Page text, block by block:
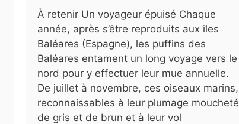
À retenir Un voyageur épuisé Chaque
année, après s’être reproduits aux îles
Baléares (Espagne), les puffins des
Baléares entament un long voyage vers le
nord pour y effectuer leur mue annuelle.
De juillet à novembre, ces oiseaux marins,
reconnaissables à leur plumage moucheté
de gris et de brun et à leur vol